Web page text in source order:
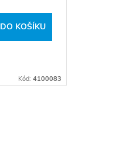
DO KOŠÍKU
Kód: 4100083